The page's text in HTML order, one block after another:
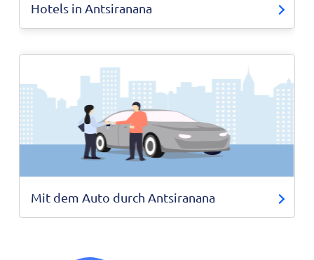
Hotels in Antsiranana
Mit dem Auto durch Antsiranana